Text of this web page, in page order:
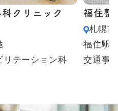
クリニック
リテーション科
福住整
札幌
福住駅
交通事